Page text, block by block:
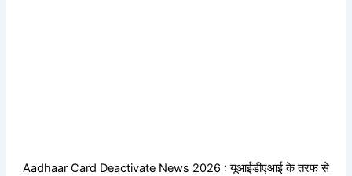
Aadhaar Card Deactivate News 2026 : यूआईडीएआई के तरफ से